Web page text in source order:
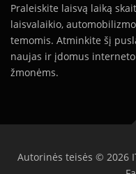
Praleiskite laisvą laiką
laisvalaikio,
temomis. Atminkite šį
naujas ir įdomus
žmonėms.
Autorinės teisės © 2026